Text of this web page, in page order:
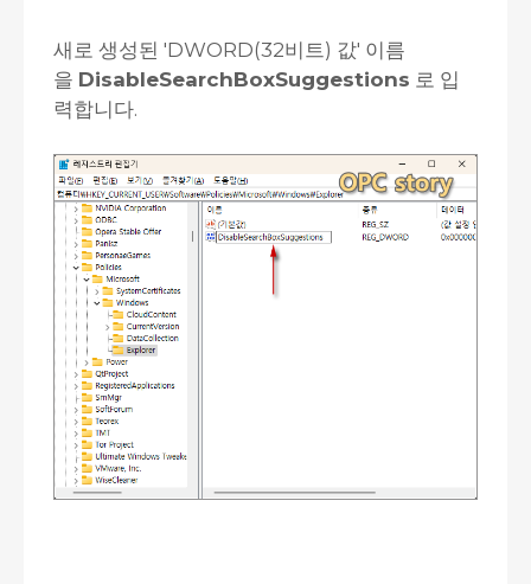
새로 생성된 'DWORD(32비트) 값' 이름
을 DisableSearchBoxSuggestions 로 입
력합니다.